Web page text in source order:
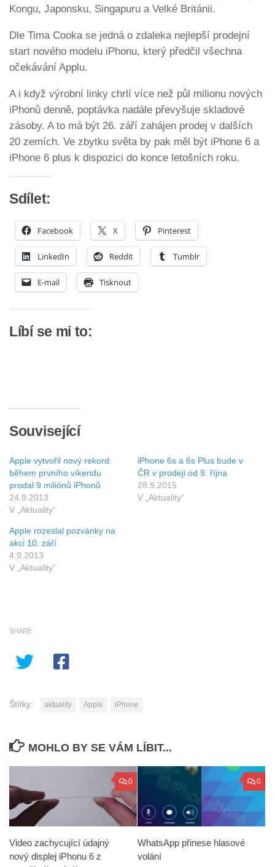
Kongu, Japonsku, Singapuru a Velké Británii.
Dle Tima Cooka se jedná o zdaleka nejlepší prodejní
start nového modelu iPhonu, který předčil všechna
očekávání Applu.
A i když výrobní linky chrlí více než půl milionu nových
iPhonů denně, poptávka nadále převyšuje skladové
zásoby. A to má být 26. září zahájen prodej v dalších
20 zemích. Ve zbytku světa by pak měl být iPhone 6 a
iPhone 6 plus k dispozici do konce letošních roku.
Sdílet:
Facebook X Pinterest
LinkedIn Reddit Tumblr
E-mail Tisknout
Líbí se mi to:
Související
Apple vytvořil nový rekord:
během prvního víkendu
prodal 9 miliónů iPhonů
24.9.2013
V „Aktuality“
iPhone 6s a 6s Plus bude v
ČR v prodeji od 9. října
28.9.2015
V „Aktuality“
Apple rozeslal pozvánky na
akci 10. září
4.9.2013
V „Aktuality“
SHARE
Štítky: aktuality Apple iPhone
MOHLO BY SE VÁM LÍBIT...
0
Video zachycující údajný
nový displej iPhonu 6 z
0
WhatsApp přinese hlasové
volání